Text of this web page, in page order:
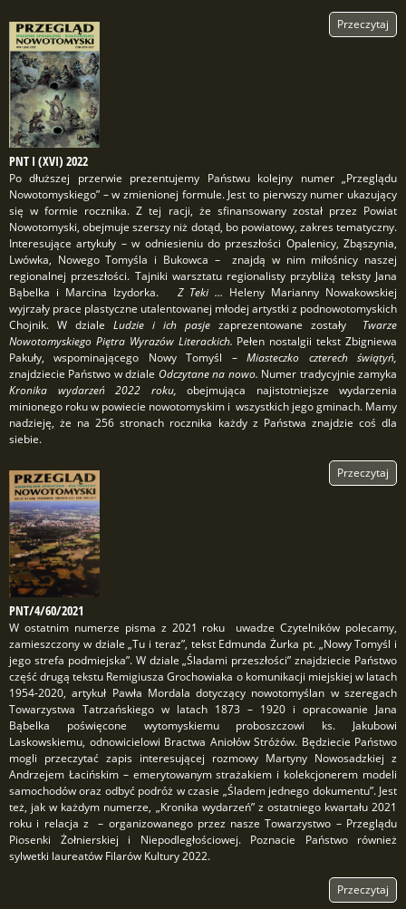
Przeczytaj
PNT I (XVI) 2022
Po dłuższej przerwie prezentujemy Państwu kolejny numer „Przeglądu
Nowotomyskiego” – w zmienionej formule. Jest to pierwszy numer ukazujący
się w formie rocznika. Z tej racji, że sfinansowany został przez Powiat
Nowotomyski, obejmuje szerszy niż dotąd, bo powiatowy, zakres tematyczny.
Interesujące artykuły – w odniesieniu do przeszłości Opalenicy, Zbąszynia,
Lwówka, Nowego Tomyśla i Bukowca – znajdą w nim miłośnicy naszej
regionalnej przeszłości. Tajniki warsztatu regionalisty przybliżą teksty Jana
Bąbelka i Marcina Izydorka.
Z Teki … Heleny Marianny Nowakowskiej
wyjrzały prace plastyczne utalentowanej młodej artystki z podnowotomyskich
Chojnik. W dziale Ludzie i ich pasje zaprezentowane zostały Twarze
Nowotomyskiego Piętra Wyrazów Literackich. Pełen nostalgii tekst Zbigniewa
Pakuły, wspominającego Nowy Tomyśl –Miasteczko czterech świątyń,
znajdziecie Państwo w dziale Odczytane na nowo. Numer tradycyjnie zamyka
Kronika wydarzeń 2022 roku, obejmująca najistotniejsze wydarzenia
minionego roku w powiecie nowotomyskim i wszystkich jego gminach. Mamy
nadzieję, że na 256 stronach rocznika każdy z Państwa znajdzie coś dla
siebie.
Przeczytaj
PNT/4/60/2021
W ostatnim numerze pisma z 2021 roku uwadze Czytelników polecamy,
zamieszczony w dziale „Tu i teraz”, tekst Edmunda Żurka pt. „Nowy Tomyśl i
jego strefa podmiejska”. W dziale „Śladami przeszłości” znajdziecie Państwo
część drugą tekstu Remigiusza Grochowiaka o komunikacji miejskiej w latach
1954-2020, artykuł Pawła Mordala dotyczący nowotomyślan w szeregach
Towarzystwa Tatrzańskiego w latach 1873 – 1920 i opracowanie Jana
Bąbelka poświęcone wytomyskiemu proboszczowi ks. Jakubowi
Laskowskiemu, odnowicielowi Bractwa Aniołów Stróżów. Będziecie Państwo
mogli przeczytać zapis interesującej rozmowy Martyny Nowosadzkiej z
Andrzejem Łacińskim – emerytowanym strażakiem i kolekcjonerem modeli
samochodów oraz odbyć podróż w czasie „Śladem jednego dokumentu”. Jest
też, jak w każdym numerze, „Kronika wydarzeń” z ostatniego kwartału 2021
roku i relacja z – organizowanego przez nasze Towarzystwo – Przeglądu
Piosenki Żołnierskiej i Niepodległościowej. Poznacie Państwo również
sylwetki laureatów Filarów Kultury 2022.
Przeczytaj